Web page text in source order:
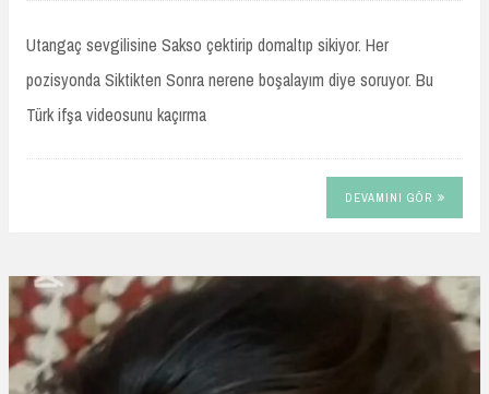
Utangaç sevgilisine Sakso çektirip domaltıp sikiyor. Her
pozisyonda Siktikten Sonra nerene boşalayım diye soruyor. Bu
Türk ifşa videosunu kaçırma
DEVAMINI GÖR